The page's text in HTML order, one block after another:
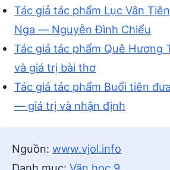
Tác giả tác phẩm Lục Vân
Nga — Nguyễn Đình Chiểu
Tác giả tác phẩm Quê
và giá trị bài thơ
Tác giả tác phẩm Buổi tiễn
— giá trị và nhận định
Nguồn: www.vjol.info